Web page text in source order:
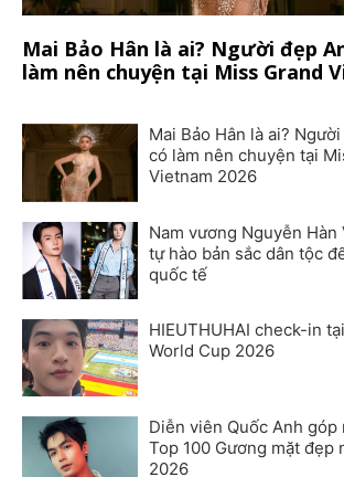
Mai Bảo Hân là ai? Người đẹp
làm nên chuyện tại Miss Grand
Mai Bảo Hân là ai?
có làm nên chuyện tại
Vietnam 2026
Nam vương Nguyễn
tự hào bản sắc dân tộc
quốc tế
HIEUTHUHAI check-in
World Cup 2026
Diễn viên Quốc Anh
Top 100 Gương mặt đẹp
2026